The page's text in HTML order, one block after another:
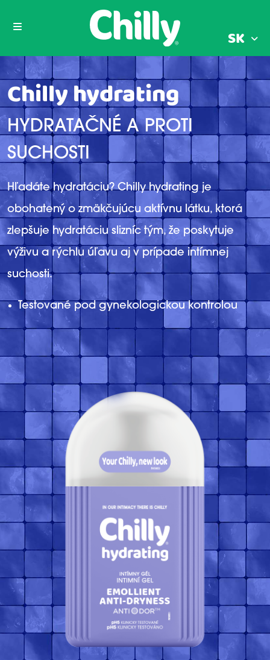
SK
Chilly hydrating
HYDRATAČNÉ A PROTI
SUCHOSTI
Hľadáte hydratáciu? Chilly hydrating je
obohatený o zmäkčujúcu aktívnu látku, ktorá
zlepšuje hydratáciu slizníc tým, že poskytuje
výživu a rýchlu úľavu aj v prípade intímnej
suchosti.
Testované pod gynekologickou kontrolou